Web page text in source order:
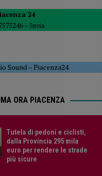
del Consiglio POLITICA
[ 5 Agosto 2026 ] Tutela di pedoni
24
– Invia
Sound–Piacenza24
ORA PIACENZA
Tutela di pedoni e ciclisti,
dalla Provincia 295 mila
euro per rendere le strade
più sicure